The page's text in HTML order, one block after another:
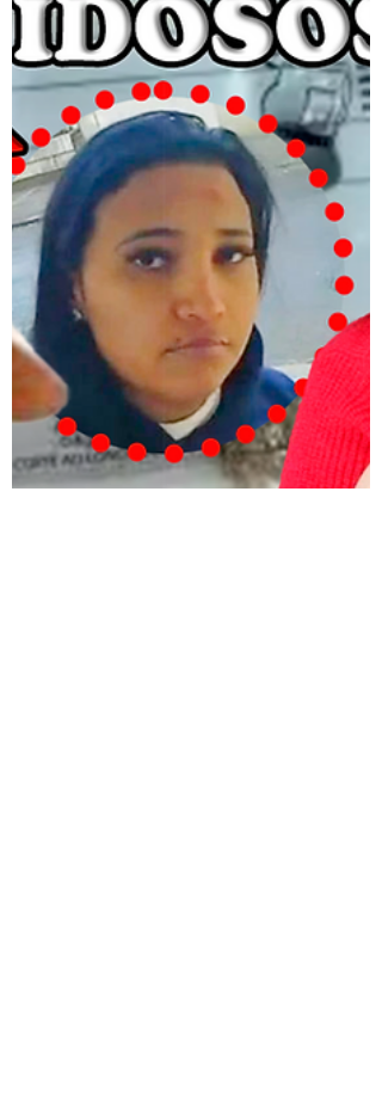
direitos trabalhistas se tornou um
problema. Berenice desapareceu e depois
de 14 dias a polícia já não procura uma
mulher desaparecida...... Ela pode ter
M0RR1D0 por exigir o pagamento dos
próprios direitos